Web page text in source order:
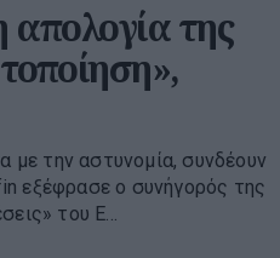
της
την αστυνομία, συνδέουν
εξέφρασε ο συνήγορός της
του Ε...